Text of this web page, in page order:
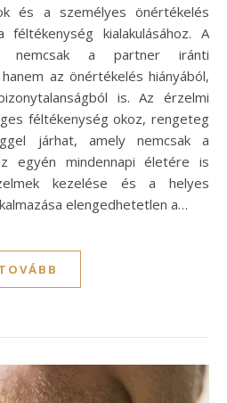
és a személyes önértékelés
féltékenység kialakulásához. A
nemcsak a partner iránti
az önértékelés hiányából,
is. Az érzelmi
féltékenység okoz, rengeteg
járhat, amely nemcsak a
egyén mindennapi életére is
kezelése és a helyes
elengedhetetlen a…
TOVÁBB